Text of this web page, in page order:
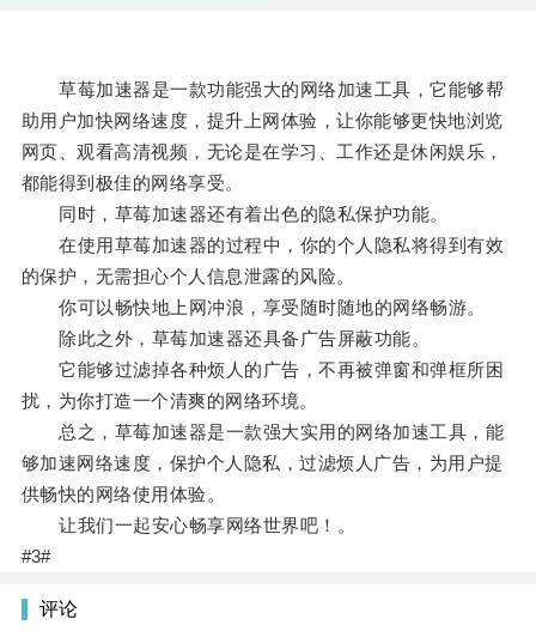
草莓加速器是一款功能强大的网络加速工具，它能够帮
助用户加快网络速度，提升上网体验，让你能够更快地浏览
网页、观看高清视频，无论是在学习、工作还是休闲娱乐，
都能得到极佳的网络享受。
同时，草莓加速器还有着出色的隐私保护功能。
在使用草莓加速器的过程中，你的个人隐私将得到有效
的保护，无需担心个人信息泄露的风险。
你可以畅快地上网冲浪，享受随时随地的网络畅游。
除此之外，草莓加速器还具备广告屏蔽功能。
它能够过滤掉各种烦人的广告，不再被弹窗和弹框所困
扰，为你打造一个清爽的网络环境。
总之，草莓加速器是一款强大实用的网络加速工具，能
够加速网络速度，保护个人隐私，过滤烦人广告，为用户提
供畅快的网络使用体验。
让我们一起安心畅享网络世界吧！。
#3#
评论